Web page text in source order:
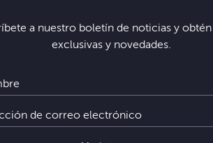
a nuestro boletín de noticias y
exclusivas y novedades.